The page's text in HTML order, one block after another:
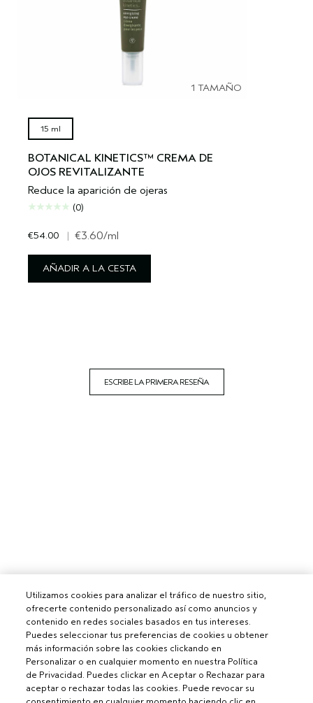
1 TAMAÑO
15 ml
BOTANICAL KINETICS™ CREMA DE
OJOS REVITALIZANTE
Reduce la aparición de ojeras
(0)
€54.00 | €3.60/ml
AÑADIR A LA CESTA
ESCRIBE LA PRIMERA RESEÑA
Utilizamos cookies para analizar el tráfico de nuestro sitio,
ofrecerte contenido personalizado así como anuncios y
contenido en redes sociales basados en tus intereses.
Puedes seleccionar tus preferencias de cookies u obtener
más información sobre las cookies clickando en
Personalizar o en cualquier momento en nuestra Política
de Privacidad. Puedes clickar en Aceptar o Rechazar para
aceptar o rechazar todas las cookies. Puede revocar su